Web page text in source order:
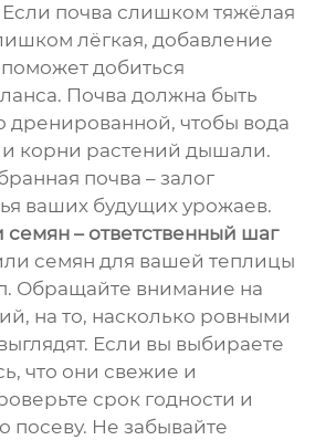
Если почва слишком тяжёлая
лёгкая, добавление
добиться
Почва должна быть
чтобы вода
и корни растений дышали.
почва – залог
ваших будущих урожаев.
– ответственный шаг
семян для вашей теплицы
Обращайте внимание на
на то, насколько ровными
Если вы выбираете
что они свежие и
срок годности и
посеву. Не забывайте